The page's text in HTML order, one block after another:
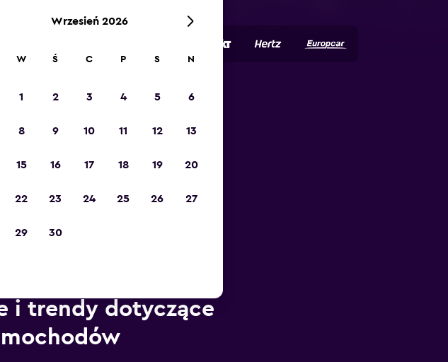
w 2023 roku
i trendy dotyczące
Wrzesień 2026
W Ś C P S N
1 2 3 4 5 6
8 9 10 11 12 13
15 16 17 18 19 20
22 23 24 25 26 27
29 30